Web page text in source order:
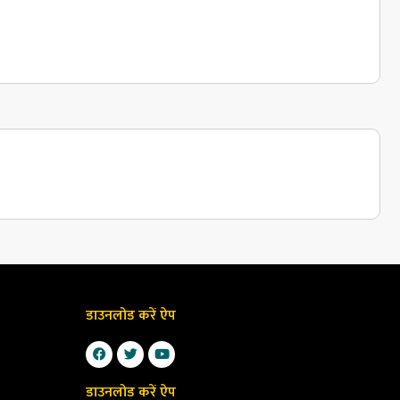
डाउनलोड करें ऐप
डाउनलोड करें ऐप